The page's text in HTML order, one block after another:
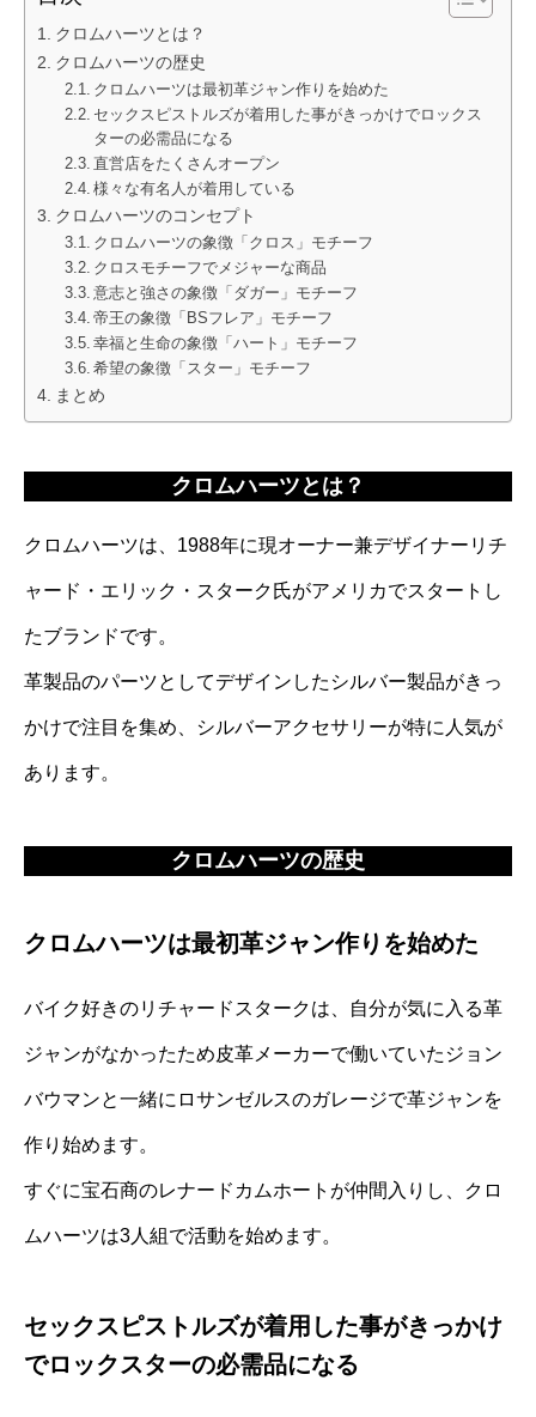
クロムハーツとは？
クロムハーツの歴史
クロムハーツは最初革ジャン作りを始めた
セックスピストルズが着用した事がきっかけでロックス
ターの必需品になる
直営店をたくさんオープン
様々な有名人が着用している
クロムハーツのコンセプト
クロムハーツの象徴「クロス」モチーフ
クロスモチーフでメジャーな商品
意志と強さの象徴「ダガー」モチーフ
帝王の象徴「BSフレア」モチーフ
幸福と生命の象徴「ハート」モチーフ
希望の象徴「スター」モチーフ
まとめ
クロムハーツとは？
クロムハーツは、1988年に現オーナー兼デザイナーリチ
ャード・エリック・スターク氏がアメリカでスタートし
たブランドです。
革製品のパーツとしてデザインしたシルバー製品がきっ
かけで注目を集め、シルバーアクセサリーが特に人気が
あります。
クロムハーツの歴史
クロムハーツは最初革ジャン作りを始めた
バイク好きのリチャードスタークは、自分が気に入る革
ジャンがなかったため皮革メーカーで働いていたジョン
バウマンと一緒にロサンゼルスのガレージで革ジャンを
作り始めます。
すぐに宝石商のレナードカムホートが仲間入りし、クロ
ムハーツは3人組で活動を始めます。
セックスピストルズが着用した事がきっかけ
でロックスターの必需品になる